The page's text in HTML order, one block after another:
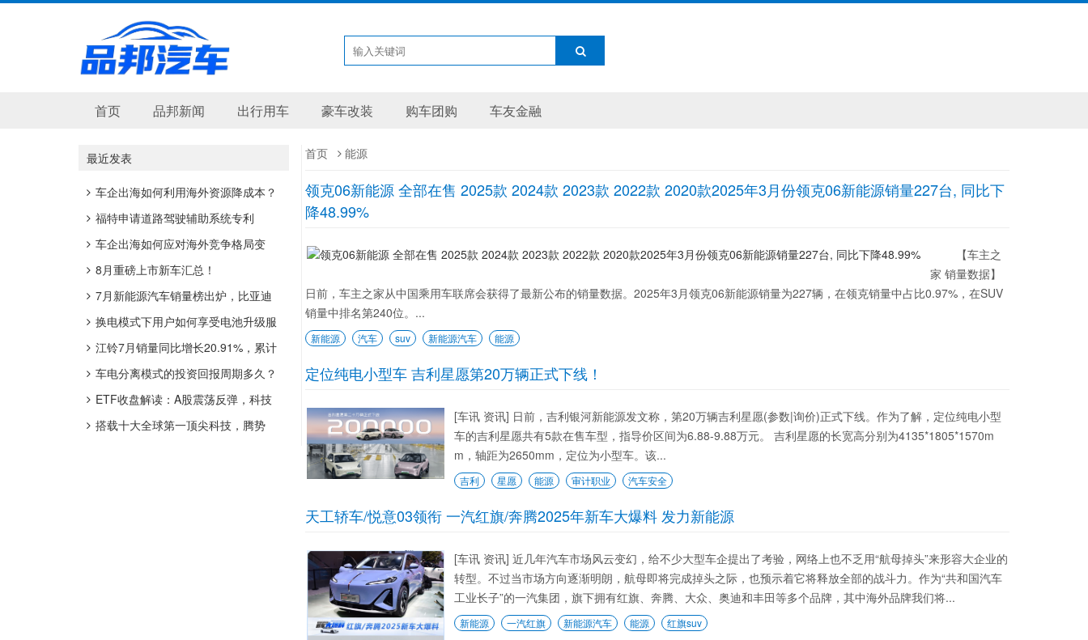
首页 品邦新闻 出行用车 豪车改装 购车团购 车友金融
首页 能源
领克06新能源 全部在售 2025款 2024款 2023款 2022款 2020款2025年3月份领克06新能源销量227台, 同比下
降48.99%
【车主之
家 销量数据】
日前，车主之家从中国乘用车联席会获得了最新公布的销量数据。2025年3月领克06新能源销量为227辆，在领克销量中占比0.97%，在SUV
销量中排名第240位。...
新能源 汽车 suv 新能源汽车 能源
定位纯电小型车 吉利星愿第20万辆正式下线！
[车讯 资讯] 日前，吉利银河新能源发文称，第20万辆吉利星愿(参数|询价)正式下线。作为了解，定位纯电小型
车的吉利星愿共有5款在售车型，指导价区间为6.88-9.88万元。 吉利星愿的长宽高分别为4135*1805*1570m
m，轴距为2650mm，定位为小型车。该...
吉利 星愿 能源 审计职业 汽车安全
天工轿车/悦意03领衔 一汽红旗/奔腾2025年新车大爆料 发力新能源
[车讯 资讯] 近几年汽车市场风云变幻，给不少大型车企提出了考验，网络上也不乏用“航母掉头”来形容大企业的
转型。不过当市场方向逐渐明朗，航母即将完成掉头之际，也预示着它将释放全部的战斗力。作为“共和国汽车
工业长子”的一汽集团，旗下拥有红旗、奔腾、大众、奥迪和丰田等多个品牌，其中海外品牌我们将...
新能源 一汽红旗 新能源汽车 能源 红旗suv
最近发表
车企出海如何利用海外资源降成本？
福特申请道路驾驶辅助系统专利
车企出海如何应对海外竞争格局变
化？
8月重磅上市新车汇总！
7月新能源汽车销量榜出炉，比亚迪
41.9万辆稳居榜首
换电模式下用户如何享受电池升级服
务？
江铃7月销量同比增长20.91%，累计
销量超21万辆
车电分离模式的投资回报周期多久？
ETF收盘解读：A股震荡反弹，科技
领涨修复
搭载十大全球第一顶尖科技，腾势